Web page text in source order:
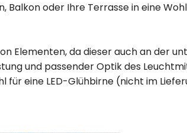
oder Ihre Terrasse in eine
Elementen, da dieser auch an der
und passender Optik des
für eine LED-Glühbirne (nicht im